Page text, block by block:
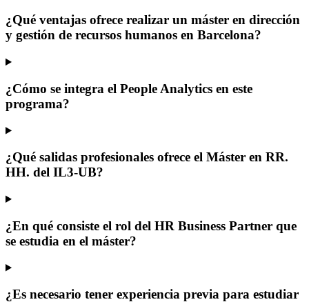
¿Qué ventajas ofrece realizar un máster en dirección
y gestión de recursos humanos en Barcelona?
¿Cómo se integra el People Analytics en este
programa?
¿Qué salidas profesionales ofrece el Máster en RR.
HH. del IL3-UB?
¿En qué consiste el rol del HR Business Partner que
se estudia en el máster?
¿Es necesario tener experiencia previa para estudiar